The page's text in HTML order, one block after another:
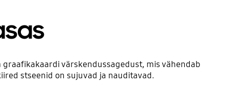
värskendussagedust, mis vähendab
stseenid on sujuvad ja nauditavad.